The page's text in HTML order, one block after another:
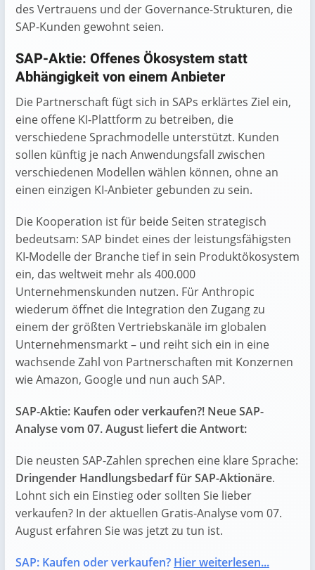
des Vertrauens und der Governance-Strukturen, die
SAP-Kunden gewohnt seien.
SAP-Aktie: Offenes Ökosystem statt
Abhängigkeit von einem Anbieter
Die Partnerschaft fügt sich in SAPs erklärtes Ziel ein,
eine offene KI-Plattform zu betreiben, die
verschiedene Sprachmodelle unterstützt. Kunden
sollen künftig je nach Anwendungsfall zwischen
verschiedenen Modellen wählen können, ohne an
einen einzigen KI-Anbieter gebunden zu sein.
Die Kooperation ist für beide Seiten strategisch
bedeutsam: SAP bindet eines der leistungsfähigsten
KI-Modelle der Branche tief in sein Produktökosystem
ein, das weltweit mehr als 400.000
Unternehmenskunden nutzen. Für Anthropic
wiederum öffnet die Integration den Zugang zu
einem der größten Vertriebskanäle im globalen
Unternehmensmarkt – und reiht sich ein in eine
wachsende Zahl von Partnerschaften mit Konzernen
wie Amazon, Google und nun auch SAP.
SAP-Aktie: Kaufen oder verkaufen?! Neue SAP-
Analyse vom 07. August liefert die Antwort:
Die neusten SAP-Zahlen sprechen eine klare Sprache:
Dringender Handlungsbedarf für SAP-Aktionäre.
Lohnt sich ein Einstieg oder sollten Sie lieber
verkaufen? In der aktuellen Gratis-Analyse vom 07.
August erfahren Sie was jetzt zu tun ist.
SAP: Kaufen oder verkaufen? Hier weiterlesen...